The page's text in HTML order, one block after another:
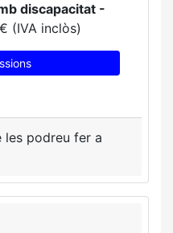
discapacitat -
(IVA inclòs)
les podreu fer a